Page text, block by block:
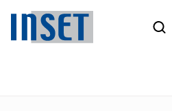
obsah